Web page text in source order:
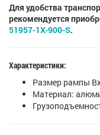
Для удобства
рекомендуется
51957-1X-900-S.
Характеристики:
Размер рампы
Материал: